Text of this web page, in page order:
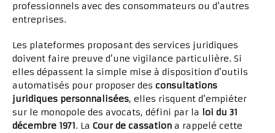
professionnels avec des consommateurs ou d’autres
entreprises.
Les plateformes proposant des services juridiques
doivent faire preuve d’une vigilance particulière. Si
elles dépassent la simple mise à disposition d’outils
automatisés pour proposer des consultations
juridiques personnalisées, elles risquent d’empiéter
sur le monopole des avocats, défini par la
loi du 31
décembre 1971. La Cour de cassation a rappelé cette